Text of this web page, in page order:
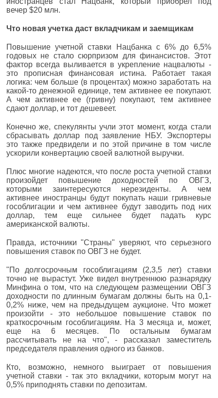
вечер $20 млн.
Что новая учетка даст вкладчикам и заемщикам
Повышение учетной ставки Нацбанка с 6% до 6,5%
годовых не стало сюрпризом для финансистов. Этот
фактор всегда выливается в укрепление нацвалюты -
это прописная финансовая истина. Работает такая
логика: чем больше (в процентах) можно заработать на
какой-то денежной единице, тем активнее ее покупают.
А чем активнее ее (гривну) покупают, тем активнее
сдают доллар, и тот дешевеет.
Конечно же, спекулянты учли этот момент, когда стали
сбрасывать доллар под заявление НБУ. Экспортеры
это также предвидели и по этой причине в том числе
ускорили конвертацию своей валютной выручки.
Плюс многие надеются, что после роста учетной ставки
произойдет повышение доходностей по ОВГЗ,
которыми заинтересуются нерезиденты. А чем
активнее иностранцы будут покупать наши гривневые
гособлигации и чем активнее будут заводить под них
доллар, тем еще сильнее будет падать курс
американской валюты.
Правда, источники "Страны" уверяют, что серьезного
повышения ставок по ОВГЗ не будет.
"По долгосрочным гособлигациям (2,3,5 лет) ставки
точно не вырастут. Уже видел внутреннюю разнарядку
Минфина о том, что на следующем размещении ОВГЗ
доходности по длинным бумагам должны быть на 0,1-
0,2% ниже, чем на предыдущем аукционе. Что может
произойти - это небольшое повышение ставок по
краткосрочным гособлигациям. На 3 месяца и, может,
еще на 6 месяцев. По остальным бумагам
рассчитывать не на что", - рассказал заместитель
председателя правления одного из банков.
Кто, возможно, немного выиграет от повышения
учетной ставки - так это вкладчики, которым могут на
0,5% приподнять ставки по депозитам.